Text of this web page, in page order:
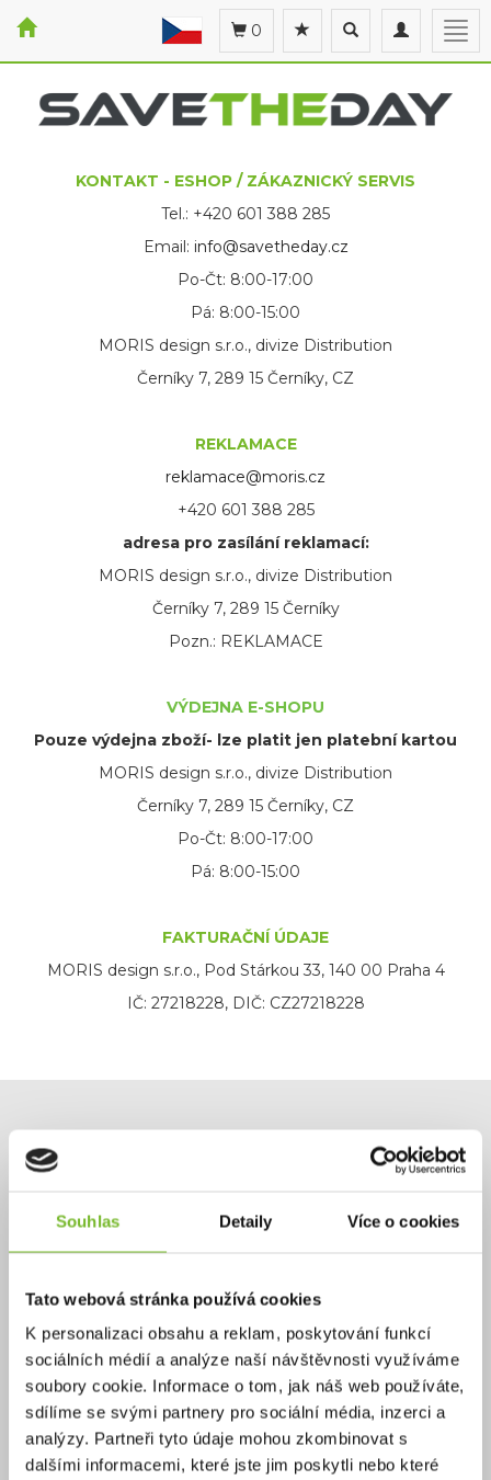
Souhlas Detaily Více o cookies
Tato webová stránka používá cookies
K personalizaci obsahu a reklam, poskytování funkcí
sociálních médií a analýze naší návštěvnosti využíváme
soubory cookie. Informace o tom, jak náš web používáte,
sdílíme se svými partnery pro sociální média, inzerci a
analýzy. Partneři tyto údaje mohou zkombinovat s
dalšími informacemi, které jste jim poskytli nebo které
Toggle
navigation
Toggle
search
0
KONTAKT - ESHOP / ZÁKAZNICKÝ SERVIS
Tel.: +420 601 388 285
Email: info@savetheday.cz
Po-Čt: 8:00-17:00
Pá: 8:00-15:00
MORIS design s.r.o., divize Distribution
Černíky 7, 289 15 Černíky, CZ
REKLAMACE
reklamace@moris.cz
+420 601 388 285
adresa pro zasílání reklamací:
MORIS design s.r.o., divize Distribution
Černíky 7, 289 15 Černíky
Pozn.: REKLAMACE
VÝDEJNA E-SHOPU
Pouze výdejna zboží- lze platit jen platební kartou
MORIS design s.r.o., divize Distribution
Černíky 7, 289 15 Černíky, CZ
Po-Čt: 8:00-17:00
Pá: 8:00-15:00
FAKTURAČNÍ ÚDAJE
MORIS design s.r.o., Pod Stárkou 33, 140 00 Praha 4
IČ: 27218228, DIČ: CZ27218228
Potřebujete poradit?
+420 732 587 099
Výhradní zastoupení
jistota originální
prémiové značky